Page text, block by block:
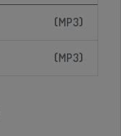
(MP3)
(MP3)